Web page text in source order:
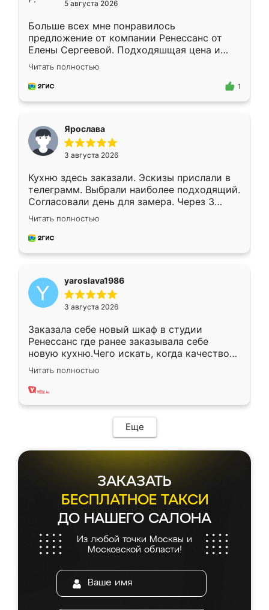
5 августа 2026
Больше всех мне понравилось
предложение от компании Ренессанс от
Елены Сергеевой. Подходяшщая цена и
короткие сроки изготовления. Приехавший
для замера сотрудник Владислав
предложил по моему эскизу самый
Читать полностью
1
Ярослава
3 августа 2026
Кухню здесь заказали. Эскизы прислали в
телеграмм. Выбрали наиболее подходящий.
Согласовали день для замера. Через 3
недели кухня была уже готова. Остались
довольны работой. Спасибо Ренессанс
мебель за качественную работу!
Читать полностью
yaroslava1986
3 августа 2026
Заказала себе новый шкаф в студии
Ренессанс где ранее заказывала себе
новую кухню.Чего искать, когда качеством
вполне довольна. Служит кухня уже почти
два года, нареканий нет.
Читать полностью
Еще
ЗАКАЗАТЬ
БЕСПЛАТНОЕ ТАКСИ
ДО НАШЕГО САЛОНА
Из любой точки Москвы и
Московской области!